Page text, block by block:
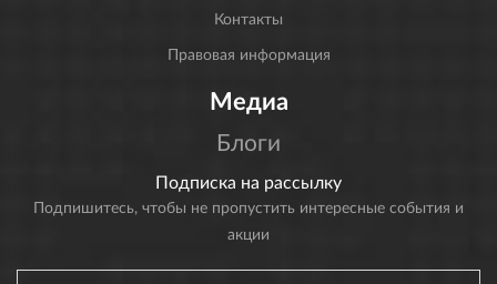
Контакты
Правовая информация
Медиа
Блоги
Подписка на рассылку
Подпишитесь, чтобы не пропустить интересные события и
акции